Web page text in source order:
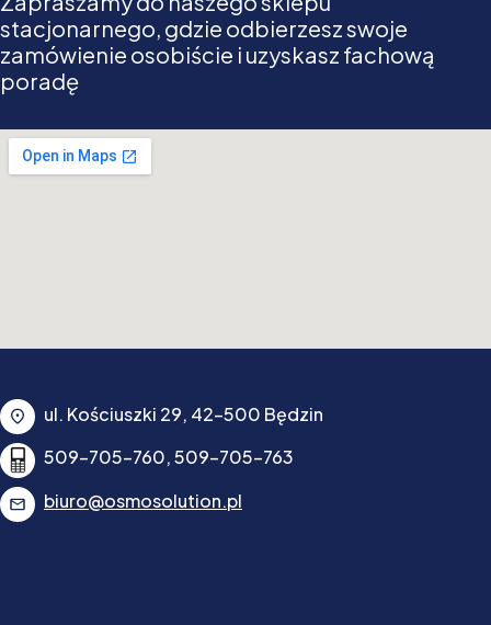
stacjonarnego, gdzie odbierzesz swoje
zamówienie osobiście i uzyskasz fachową
poradę
509-705-760, 509-705-763
biuro@osmosolution.pl
ul. Kościuszki 29, 42-500 Będzin